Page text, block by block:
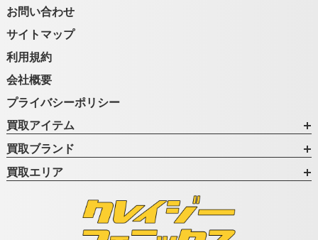
お問い合わせ
サイトマップ
利用規約
会社概要
プライバシーポリシー
買取アイテム
買取ブランド
買取エリア